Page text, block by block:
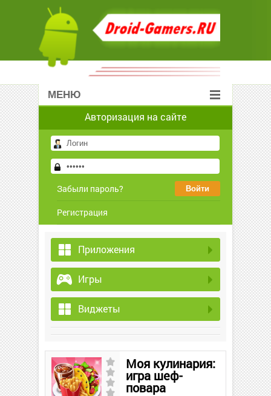
МЕНЮ
Авторизация на сайте
Забыли пароль?
Регистрация
Приложения
Игры
Виджеты
Моя кулинария:
игра шеф-
повара